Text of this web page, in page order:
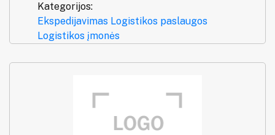
Kategorijos:
Ekspedijavimas Logistikos paslaugos
Logistikos įmonės